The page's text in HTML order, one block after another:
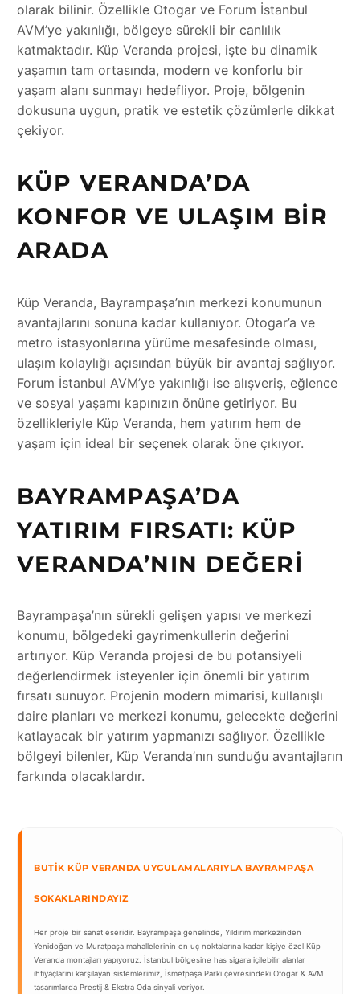
olarak bilinir. Özellikle Otogar ve Forum İstanbul
AVM’ye yakınlığı, bölgeye sürekli bir canlılık
katmaktadır. Küp Veranda projesi, işte bu dinamik
yaşamın tam ortasında, modern ve konforlu bir
yaşam alanı sunmayı hedefliyor. Proje, bölgenin
dokusuna uygun, pratik ve estetik çözümlerle dikkat
çekiyor.
KÜP VERANDA’DA
KONFOR VE ULAŞIM BIR
ARADA
Küp Veranda, Bayrampaşa’nın merkezi konumunun
avantajlarını sonuna kadar kullanıyor. Otogar’a ve
metro istasyonlarına yürüme mesafesinde olması,
ulaşım kolaylığı açısından büyük bir avantaj sağlıyor.
Forum İstanbul AVM’ye yakınlığı ise alışveriş, eğlence
ve sosyal yaşamı kapınızın önüne getiriyor. Bu
özellikleriyle Küp Veranda, hem yatırım hem de
yaşam için ideal bir seçenek olarak öne çıkıyor.
BAYRAMPAŞA’DA
YATIRIM FIRSATI: KÜP
VERANDA’NIN DEĞERI
Bayrampaşa’nın sürekli gelişen yapısı ve merkezi
konumu, bölgedeki gayrimenkullerin değerini
artırıyor. Küp Veranda projesi de bu potansiyeli
değerlendirmek isteyenler için önemli bir yatırım
fırsatı sunuyor. Projenin modern mimarisi, kullanışlı
daire planları ve merkezi konumu, gelecekte değerini
katlayacak bir yatırım yapmanızı sağlıyor. Özellikle
bölgeyi bilenler, Küp Veranda’nın sunduğu avantajların
farkında olacaklardır.
BUTIK KÜP VERANDA UYGULAMALARIYLA BAYRAMPAŞA
SOKAKLARINDAYIZ
Her proje bir sanat eseridir. Bayrampaşa genelinde, Yıldırım merkezinden
Yenidoğan ve Muratpaşa mahallelerinin en uç noktalarına kadar kişiye özel Küp
Veranda montajları yapıyoruz. İstanbul bölgesine has sigara içilebilir alanlar
ihtiyaçlarını karşılayan sistemlerimiz, İsmetpaşa Parkı çevresindeki Otogar & AVM
tasarımlarda Prestij & Ekstra Oda sinyali veriyor.